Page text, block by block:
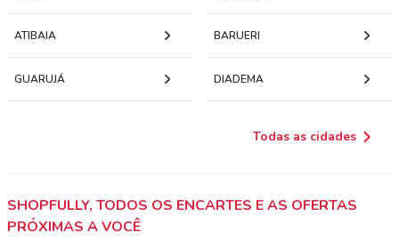
ATIBAIA BARUERI
GUARUJÁ DIADEMA
Todas as cidades
SHOPFULLY, TODOS OS ENCARTES E AS OFERTAS
PRÓXIMAS A VOCÊ